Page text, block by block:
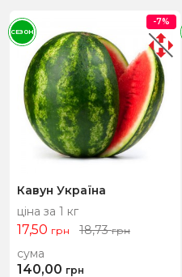
Кавун Україна
ціна за 1 кг
17,50 грн 18,73грн
сума
140,00 грн
-7%
СЕЗОН